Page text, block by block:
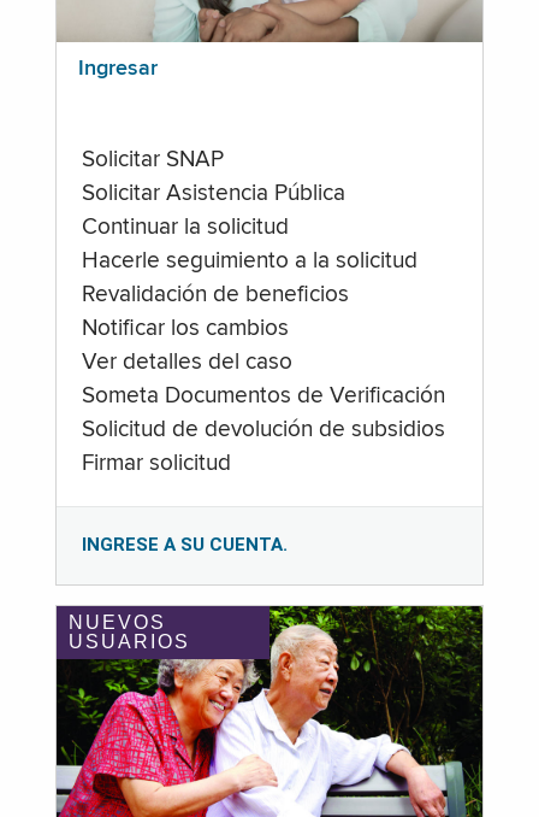
Ingresar
Solicitar SNAP
Solicitar Asistencia Pública
Continuar la solicitud
Hacerle seguimiento a la solicitud
Revalidación de beneficios
Notificar los cambios
Ver detalles del caso
Someta Documentos de Verificación
Solicitud de devolución de subsidios
Firmar solicitud
INGRESE A SU CUENTA.
NUEVOS
USUARIOS